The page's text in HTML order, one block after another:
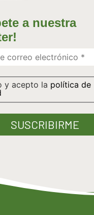
0g
Simples
0g
a nuestra
y acepto la política de